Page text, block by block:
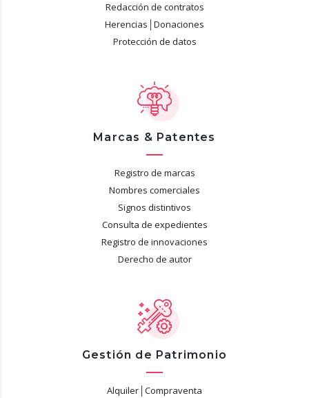
Redacción de contratos
Herencias│Donaciones
Protección de datos
Marcas & Patentes
Registro de marcas
Nombres comerciales
Signos distintivos
Consulta de expedientes
Registro de innovaciones
Derecho de autor
Gestión de Patrimonio
Alquiler│Compraventa